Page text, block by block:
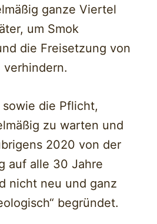
ganze Viertel
um Smok
die Freisetzung von
verhindern.
sowie die Pflicht,
zu warten und
2020 von der
auf alle 30 Jahre
nicht neu und ganz
begründet.